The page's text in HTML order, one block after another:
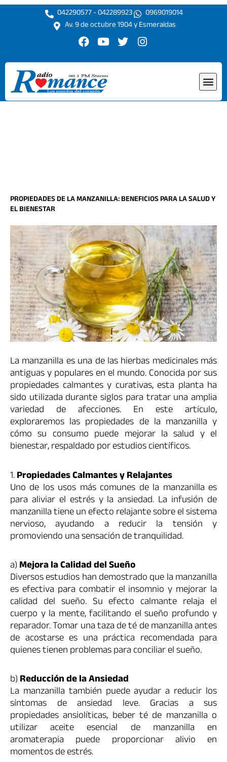
Ir
042290577 - 042289923
0969019014
Av. 9 de octubre 1904 y Esmeraldas
F
c
e
b
o
o
Y
u
t
u
b
e
T
i
r
I
s
r
PROPIEDADES DE LA MANZANILLA: BENEFICIOS PARA LA SALUD Y
EL BIENESTAR
La manzanilla es una de las hierbas medicinales más
antiguas y populares en el mundo. Conocida por sus
propiedades calmantes y curativas, esta planta ha
sido utilizada durante siglos para tratar una amplia
variedad de afecciones. En este artículo,
exploraremos las propiedades de la manzanilla y
cómo su consumo puede mejorar la salud y el
bienestar, respaldado por estudios científicos.
1.Propiedades Calmantes y Relajantes
Uno de los usos más comunes de la manzanilla es
para aliviar el estrés y la ansiedad. La infusión de
manzanilla tiene un efecto relajante sobre el sistema
nervioso, ayudando a reducir la tensión y
promoviendo una sensación de tranquilidad.
a)Mejora la Calidad del Sueño
Diversos estudios han demostrado que la manzanilla
es efectiva para combatir el insomnio y mejorar la
calidad del sueño. Su efecto calmante relaja el
cuerpo y la mente, facilitando el sueño profundo y
reparador. Tomar una taza de té de manzanilla antes
de acostarse es una práctica recomendada para
quienes tienen problemas para conciliar el sueño.
b)Reducción de la Ansiedad
La manzanilla también puede ayudar a reducir los
síntomas de ansiedad leve. Gracias a sus
propiedades ansiolíticas, beber té de manzanilla o
utilizar aceite esencial de manzanilla en
aromaterapia puede proporcionar alivio en
momentos de estrés.